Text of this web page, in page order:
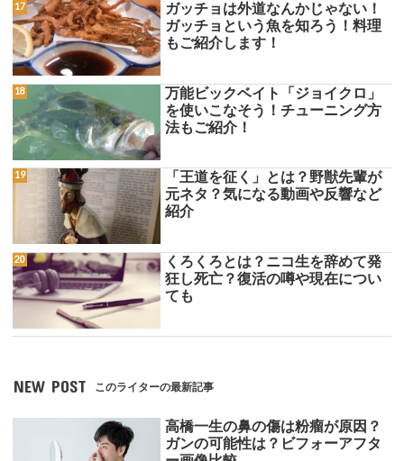
ガッチョは外道なんかじゃない！
ガッチョという魚を知ろう！料理
もご紹介します！
万能ビックベイト「ジョイクロ」
を使いこなそう！チューニング方
法もご紹介！
「王道を征く」とは？野獣先輩が
元ネタ？気になる動画や反響など
紹介
くろくろとは？ニコ生を辞めて発
狂し死亡？復活の噂や現在につい
ても
NEW POST このライターの最新記事
高橋一生の鼻の傷は粉瘤が原因？
ガンの可能性は？ビフォーアフタ